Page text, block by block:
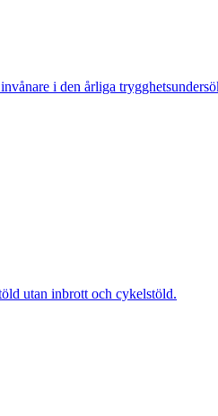
i den årliga
utan inbrott och cykelstöld.